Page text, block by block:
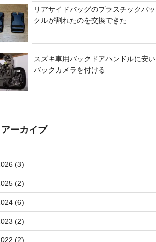
リアサイドバッグのプラスチックバッ
クルが割れたのを交換できた
スズキ車用バックドアハンドルに安い
バックカメラを付ける
アーカイブ
(3)
(2)
(6)
(2)
(2)